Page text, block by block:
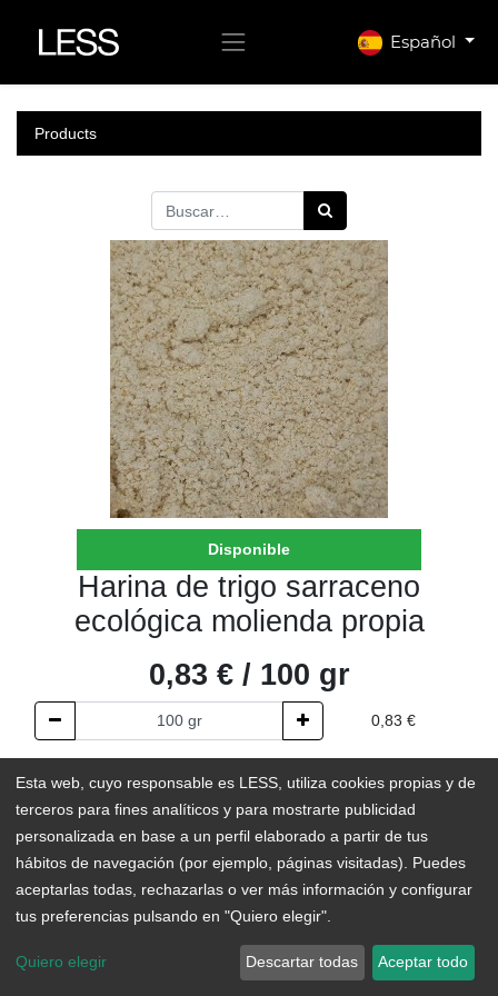
Español
Products
Disponible
Harina de trigo sarraceno
ecológica molienda propia
0,83 € / 100 gr
0,83 €
AÑADIR AL CARRITO
En existencias
Add to Wishlist
harina puede usarse para recetas dulces y saladas. Además,
Esta web, cuyo responsable es LESS, utiliza cookies propias y de
terceros para fines analíticos y para mostrarte publicidad
personalizada en base a un perfil elaborado a partir de tus
hábitos de navegación (por ejemplo, páginas visitadas). Puedes
aceptarlas todas, rechazarlas o ver más información y configurar
tus preferencias pulsando en "Quiero elegir".
Quiero elegir Descartar todas Aceptar todo